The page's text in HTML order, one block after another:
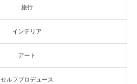
旅行
インテリア
アート
セルフプロデュース